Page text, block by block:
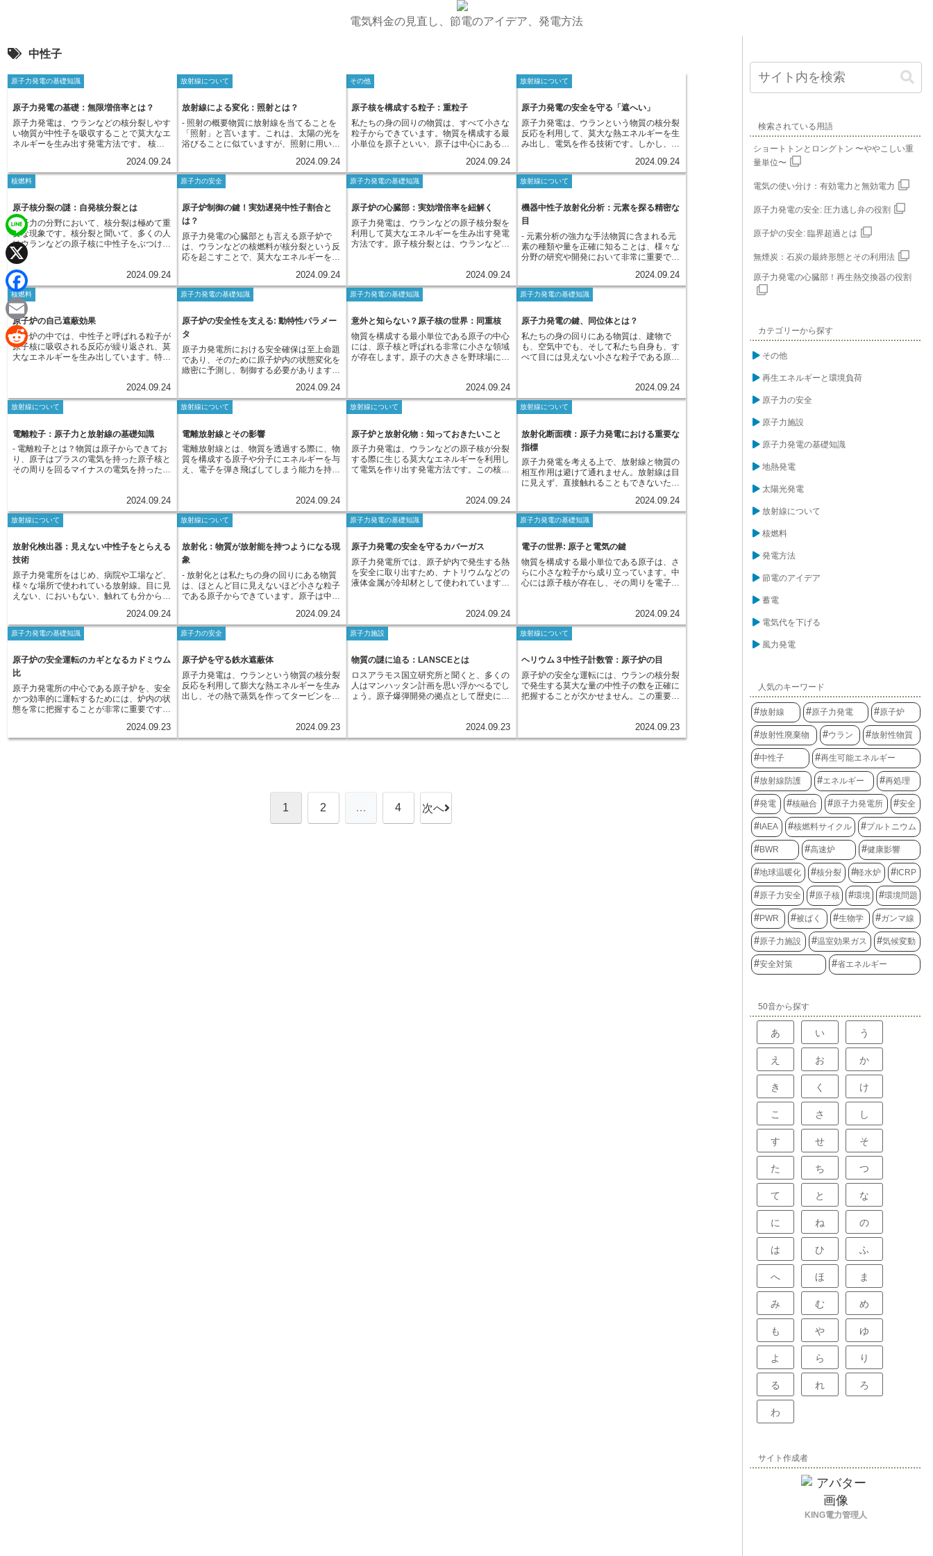
電気料金の見直し、節電のアイデア、発電方法
中性子
原子力発電の基礎知識
原子力発電の基礎：無限増倍率とは？
原子力発電は、ウランなどの核分裂しやす
い物質が中性子を吸収することで莫大なエ
ネルギーを生み出す発電方法です。 核分
裂し、さらに複数の中性子を放出します。
この放出された中性子が、また別の核分裂
性物質に衝突して新たな核分裂を引き起こ
です。 この連鎖反応がどれほど効率よく
続くかを示す指標が「無限増倍率」です。
無限増倍率が１よりも大きい場合、核分裂
の反応は連鎖的に継続し、莫大なエネルギ
ーを生み出し続けます。これは、放出され
る中性子の数が、次の核分裂を引き起こす
のに十分な量を上回っている状態を示して
います。 逆に、無限増倍率が１よりも小
さい場合は、連鎖反応は次第に減衰し、最
終的には停止してしまいます。原子炉を安
定的に稼働させるためには、無限増倍率を
微妙に調整し、１付近に維持することが不
可欠です。 この調整は、中性子の速度を
制御する減速材や、核分裂反応を抑える制
御棒などを用いて行われます。原子炉の設
計段階では、使用する核燃料の種類や配
倍率に大きく影響を与えるため、綿密な計
のように、無限増倍率は原子炉の性能を測
る上で非常に重要な指標であり、原子力発
要素です。
2024.09.24
放射線について
放射線による変化：照射とは？
- 照射の概要物質に放射線を当てることを
「照射」と言います。これは、太陽の光を
浴びることに似ていますが、照射に用いら
ネルギーを持っている場合があります。物
質は、原子と呼ばれるごく小さな粒子が集
まってできています。そして、原子は中心
成されています。照射はこの原子核や電子
に直接作用し、物質の状態を変化させま
す。高いエネルギーを持った放射線が物質
に照射されると、原子はエネルギーを受け
取って不安定な状態になることがありま
す。これを「励起状態」と呼びます。励起
状態になった原子は、エネルギーを放出し
て元の安定した状態に戻ろうとします。こ
の時、光や熱、あるいは別の放射線などを
放出します。このように、照射は物質に
す。例えば、物質の強度を高めたり、新し
い性質を付与したり、殺菌や医療など様々
2024.09.24
その他
原子核を構成する粒子：重粒子
私たちの身の回りの物質は、すべて小さな
粒子からできています。物質を構成する最
小単位を原子といい、原子は中心にある原
います。原子の中心にある原子核は、さら
に小さな粒子である陽子と中性子から構成
されています。陽子はプラスの電気を帯び
陽子と中性子をまとめて核子と呼びます。
陽子と中性子は、実はさらに基本的な粒子
である「重粒子」の一種です。重粒子と
は、クォークと呼ばれる素粒子が集まって
できた粒子のことを指します。クォークに
れぞれ異なる種類のクォークが３つずつ組
み合わさってできています。このように、
物質を構成する原子は、原子核、電子、陽
子、中性子、そしてクォークといった様々
のです。
2024.09.24
放射線について
原子力発電の安全を守る「遮へい」
原子力発電は、ウランという物質の核分裂
反応を利用して、莫大な熱エネルギーを生
み出し、電気を作る技術です。しかし、こ
放射線も発生します。 原子力発電所にお
ける遮へいとは、この放射線から働く人や
周辺環境を守るための、重要な安全対策の
る放射線は、その種類やエネルギーの強さ
が様々です。そこで、遮へいには、放射線
の種類や強さに応じて、水、コンクリー
ト、鉛、鉄など、適切な材料が使い分けら
れます。例えば、水は中性子と呼ばれる放
射線の遮へいに効果があり、原子炉の周り
に設置されます。コンクリートは、比較的
安価でガンマ線と呼ばれる放射線の遮へい
に効果があり、建屋など広範囲に使われて
います。鉛や鉄は、ガンマ線の中でも特に
合に用いられます。 このように、原子力
発電所では、複数の遮へいを組み合わせて
設置することで、放射線の影響を可能な限
り小さくし、安全性を確保しています。
2024.09.24
核燃料
原子核分裂の謎：自発核分裂とは
原子力の分野において、核分裂は極めて重
要な現象です。核分裂と聞いて、多くの人
はウランなどの原子核に中性子をぶつける
ことで原子核が分裂し、膨大なエネルギー
を放出する現象を思い浮かべるでしょう。
これは誘起核分裂と呼ばれる、外部からの
作用によって引き起こされる核分裂です。
しかし、外部からの刺激が全くない状態で
も、原子核が自ら分裂する現象が存在しま
す。それが「自発核分裂」です。 例える
ならば、静かな水面に突如として波紋が広
がるように、原子核は自らの力で分裂を起
こすことがあります。外部からの作用によ
って分裂が誘発される誘起核分裂とは異な
と中性子で構成されていますが、その組み
合わせやエネルギー状態によっては不安定
な状態になり、自発的に分裂してより安定
核分裂のメカニズムです。自発核分裂は、
ウランやプルトニウムなど、原子番号の大
きな重い原子核において多く見られます。
これらの原子核は、内部に多数の陽子と中
性子を抱えているため、その結合エネルギ
発において重要な要素の一つであり、その
発生確率やエネルギー量などを正確に把握
することが、安全かつ効率的な原子力利用
2024.09.24
原子力の安全
原子炉制御の鍵！実効遅発中性子割合と
は？
原子力発電の心臓部とも言える原子炉で
は、ウランなどの核燃料が核分裂という反
応を起こすことで、莫大なエネルギーを熱
う現象において、非常に重要な役割を担っ
ているのが中性子です。中性子は原子核を
構成する粒子のひとつで、電気的な性質で
ます。このため、中性子は他の原子核に容
易に吸収されるという性質を持っていま
す。ウランなどの重い原子核に中性子が吸
収されると、その原子核は不安定な状態に
なり、二つ以上の原子核に分裂します。こ
れが核分裂です。核分裂の際に、分裂した
原子核からは再び中性子が飛び出してきま
す。この中性子がまた別のウラン原子核に
吸収され、核分裂を起こす。このような反
応が連鎖的に起こることで、原子炉の中で
るのです。
2024.09.24
原子力発電の基礎知識
原子炉の心臓部：実効増倍率を紐解く
原子力発電は、ウランなどの原子核分裂を
利用して莫大なエネルギーを生み出す発電
方法です。原子核分裂とは、ウランなどの
大なエネルギーと新たな中性子を放出する
現象です。この新たに放出された中性子
が、また別のウラン原子核に吸収され、さ
応が継続します。これが原子力発電の心臓
部と言える核分裂連鎖反応です。原子炉内
では、この連鎖反応を制御するために、中
性子の数を調整することが非常に重要にな
ります。中性子の数が多すぎると反応が過
まい、エネルギーを取り出すことができな
くなります。そこで、原子炉内には中性子
を吸収する制御棒や、中性子の速度を調整
の装置によって中性子の数を常に監視し、
微妙な調整を行うことで、安全かつ安定的
にエネルギーを取り出せるように制御して
います。このように、原子力発電において
は、中性子のバランスを適切に保つこと
2024.09.24
放射線について
機器中性子放射化分析：元素を探る精密な
目
- 元素分析の強力な手法物質に含まれる元
素の種類や量を正確に知ることは、様々な
分野の研究や開発において非常に重要で
正確に把握することが不可欠ですし、環境
中の有害物質の濃度を測定することも環境
保護に繋がります。このような微量元素分
中性子放射化分析があります。この分析法
らの中性子線を照射します。すると、物質
を構成する原子核が中性子を吸収し、不安
定な状態、つまり放射性同位体へと変化し
状態に移行するために放射線を放出して崩
壊していく性質があります。機器中性子放
射化分析では、この際に放出されるガンマ
線を測定することで元素の分析を行いま
は、元素の種類によって異なる特有のエネ
ルギーを持っているため、どの元素がどれ
だけ含まれているのかを非常に高い精度で
知ることができます。この高い感度と精度
を活かして、機器中性子放射化分析は、環
境科学、考古学、地球化学、材料科学な
ど、幅広い分野で活用されています。
2024.09.24
核燃料
原子炉の自己遮蔽効果
原子炉の中では、中性子と呼ばれる粒子が
原子核に吸収される反応が繰り返され、莫
大なエネルギーを生み出しています。特
鎖反応を引き起こし、原子炉の運転を支え
ています。中性子の吸収は、中性子のエネ
ルギー、つまり速度によってその起こり方
類によっては、特定のエネルギーの中性子
を非常に強く吸収する現象が見られます。
これは、ちょうど楽器の弦のように、原子
核も特定のエネルギー状態を持っているた
めです。そして、入ってくる中性子のエネ
こり、中性子は非常に高い確率で吸収され
ます。この現象を共鳴吸収と呼びます。共
鳴吸収は、原子炉の制御において重要な役
中性子を強く吸収する物質が含まれてお
り、共鳴吸収を利用して原子炉内の核分裂
反応の速度を調整しています。共鳴吸収の
度合いを調整することで、原子炉内の連鎖
反応を安定的に維持し、安全な運転を可能
にしているのです。
2024.09.24
原子力発電の基礎知識
原子炉の安全性を支える: 動特性パラメー
タ
原子力発電所における安全確保は至上命題
であり、そのために原子炉内の状態変化を
緻密に予測し、制御する必要があります。
のが「動特性パラメータ」です。原子炉は
運転中に常に状態が変化しており、その変
化の度合いは時間とともに移り変わりま
特性を「動特性」と呼びます。そして、こ
の複雑な動特性を解析するために用いられ
る数値や指標が、まさに「動特性パラメー
タ」なのです。動特性パラメータには、例
えば中性子の発生と吸収のバランスを示す
右する「熱伝達係数」など、多岐にわたる
種類が存在します。これらのパラメータ
は、原子炉の設計や使用する燃料の種類、
運転時の温度や圧力といった様々な要素に
に把握することで、原子炉の出力変化を予
測し、安定した運転を維持することが可能
においても、これらのパラメータに基づい
たシミュレーションを行うことで、事故の
進展を予測し、適切な措置を講じることが
できるため、原子力発電所の安全性を高め
る上で欠かせない要素と言えるでしょう。
2024.09.24
原子力発電の基礎知識
意外と知らない？原子核の世界：同重核
物質を構成する最小単位である原子の中心
には、原子核と呼ばれる非常に小さな領域
が存在します。原子の大きさを野球場に例
を支配するのが、陽子と中性子です。陽子
はプラスの電気を帯びており、原子核の中
で中心的な役割を担います。原子が持つ陽
の種類、すなわち元素の種類を決定づけま
す。例えば、水素原子は陽子を１つだけ持
ちますが、ヘリウム原子は２つ、炭素原子
は６つ持っています。一方、中性子は電気
的に中性であり、プラスでもマイナスでも
います。原子核において陽子同士は互いに
反発し合いますが、中性子が間に存在する
ことで原子核は安定して存在することがで
子と中性子の数は、原子の性質や振る舞い
構造やそこに働く力の研究は、原子力エネ
ルギーの利用や、新しい物質の開発など、
様々な分野で重要な役割を担っています。
2024.09.24
原子力発電の基礎知識
原子力発電の鍵、同位体とは？
私たちの身の回りにある物質は、建物で
も、空気中でも、そして私たち自身も、す
べて目には見えない小さな粒子である原子
ていて、陽子の数がその原子が何という元
素であるかを決める重要な要素となってい
ます。例えば、陽子が1つだけなら水素、8
同じ元素であっても、原子核の中にある中
性子の数が異なる場合があります。これを
同位体と呼びます。例えば水素の場合、陽
子が1つで中性子を持たない軽水素、陽子
が1つと中性子が1つの重水素、さらに陽子
が1つと中性子が2つの三重水素（トリチウ
同位体は原子番号、つまり陽子の数は同じ
ですが、質量数、すなわち陽子と中性子の
数の合計が異なるのです。原子力発電で利
す。ウランは原子番号92番の元素ですが、
238のウラン238で、核分裂を起こしやす
いウラン235はわずか0.7%程度しか含まれ
ていません。原子力発電では、このウラン
発電において重要な役割を担っているので
す。
2024.09.24
放射線について
電離粒子：原子力と放射線の基礎知識
- 電離粒子とは？物質は原子からできてお
り、原子はプラスの電気を持った原子核と
その周りを回るマイナスの電気を持った電
った粒子が原子に衝突すると、電子の状態
が変わることがあります。十分なエネルギ
ーが与えられた場合、電子は原子核の束縛
ます。この現象を「電離」と呼びます。飛
び出した電子は自由電子となり、電気を帯
びた原子（イオン）を生成します。電子を
失った原子はプラスの電気を帯びたイオン
となり、逆に電子を得た原子はマイナスの
電気を帯びたイオンとなります。電離を引
呼びます。電離粒子は、アルファ線、ベー
タ線、ガンマ線などの放射線や、宇宙線、
中性子線など、様々な種類があります。こ
互作用し、電離を引き起こす可能性があり
ます。電離によって生成されたイオンは、
化学的に活性な状態であるため、他の原子
や分子と反応しやすくなります。そのた
め、電離粒子は、生体物質に照射される
と、DNAなどの重要な分子に損傷を与え、
あります。一方で、電離粒子は、医療分野
における画像診断やがん治療、工業分野に
2024.09.24
放射線について
電離放射線とその影響
電離放射線とは、物質を透過する際に、物
質を構成する原子や分子にエネルギーを与
え、電子を弾き飛ばしてしまう能力を持つ
中性だった原子や分子はプラスとマイナス
の電荷を持った粒子に分かれます。私たち
の身の回りには、太陽光や宇宙線など、自
り注いでいます。これらの放射線は自然放
射線と呼ばれ、私たちは常に自然放射線を
浴びながら生活していると言えるでしょ
う。一方、人工的に作り出された放射線も
存在します。医療現場で撮影に用いられる
エックス線や、原子力発電で利用される中
は、その性質を利用して医療、工業、農業
など様々な分野で役立てられています。例
えば、医療分野では、エックス線を用いた
治療などに利用されています。また、工業
度を向上させるために利用されています。
しかし、電離放射線は人体に影響を与える
可能性があります。大量に浴びると、細胞
線を扱う際には、適切な知識と注意が必要
です。 放射線の影響は、浴びた量や時
2024.09.24
放射線について
原子炉と放射化物：知っておきたいこと
原子力発電は、ウランなどの原子核が分裂
する際に生じる莫大なエネルギーを利用し
て電気を作り出す発電方法です。この核分
内部では、ウラン燃料に中性子と呼ばれる
粒子がぶつかると、ウランが分裂して新た
な元素が生まれます。このとき、熱と光、
の新たに発生した中性子が、また別のウラ
ン燃料にぶつかると連鎖的に核分裂反応が
起き、膨大な熱エネルギーが継続的に生み
出されるのです。 原子炉で熱を生み出す
ために欠かせないこの中性子ですが、実は
続けることで、安定した状態の物質が放射
線を出す不安定な物質に変化してしまうこ
とがあります。 このように中性子の影響
ちは放射化物と呼んでいます。 放射化物
で、適切に管理しなければならない重要な
課題の一つとなっています。
2024.09.24
放射線について
放射化断面積：原子力発電における重要な
指標
原子力発電を考える上で、放射線と物質の
相互作用は避けて通れません。放射線は目
に見えず、直接触れることもできないた
影響を知ることができます。では、一体ど
のようなことが起きているのでしょうか？
物質に放射線が入射すると、まるで小さな
す。その過程で、物質を構成する原子や原
子核と様々な形でぶつかり合います。この
衝突こそが、放射線と物質の相互作用の正
体です。相互作用の種類やその強さは、放
射線の種類やエネルギー、そして物質の種
過力の弱い放射線は物質に吸収されやす
く、物質の表面付近に多くのエネルギーを
与えます。一方、透過力の強い放射線は物
質を容易に通過しますが、その過程で物質
化させることがあります。このように、放
射線と物質の相互作用は多岐に渡り、その
結果、物質はエネルギーを吸収して温度が
上がったり、光や熱を放出したりします。
さらに、原子核が変化することで新たな放
電では、これらの相互作用を理解し制御す
ることが、安全かつ効率的なエネルギー利
用のために不可欠です。
2024.09.24
放射線について
放射化検出器：見えない中性子をとらえる
技術
原子力発電所をはじめ、病院や工場など、
様々な場所で使われている放射線。目に見
えない、においもない、触れても分からな
せる力を持っています。この放射線の力
は、使い方によっては私達の生活を豊かに
する反面、体に悪い影響を与える可能性も
に把握することが非常に重要です。この放
射線の量や種類を調べることを「放射線測
定」と言います。放射線測定は、放射線に
よる健康への影響を防ぎ、安全を確保する
ために欠かせません。原子力発電所では、
発電所の内外で、環境への影響がないか、
作業員の安全が保たれているかを確認する
ために、日々放射線測定が行われていま
す。また、医療の分野では、放射線は病気
2024.09.24
放射線について
放射化：物質が放射能を持つようになる現
象
- 放射化とは私たちの身の回りにある物質
は、ほとんど目に見えないほど小さな粒子
である原子からできています。原子は中心
されていて、物質はこの原子がたくさん集
まってできています。さらに原子核は陽子
と中性子というさらに小さな粒子からでき
の原子核の構造が変わってしまうことがあ
ります。これを放射化と言います。放射線
には様々な種類がありますが、原子核を変
化させる能力が高いのは中性子線です。
中性子線は電荷を持たないため、物質を構
となく、原子核に直接衝突することができ
ます。 中性子線が原子核に衝突すると、
原子核は中性子を吸収して不安定な状態に
は、放射線を出す能力を持つようになりま
す。 この放射線は、周りの物質にも影響
もあります。 放射化は原子力発電所や医
2024.09.24
原子力発電の基礎知識
原子力発電の安全を守るカバーガス
原子力発電所では、原子炉内で発生する熱
を安全に取り出すため、ナトリウムなどの
液体金属が冷却材として使われています。
う危険性もはらんでいます。そこで、液体
金属を空気と触れさせないようにする「カ
バーガス」が重要な役割を担っています。
どの容器の上部に充填される気体で、主に
アルゴンやヘリウムなどの反応しにくい気
体が使用されます。これらの気体は液体金
属の上を覆うことで、空気との接触を遮断
する「蓋」のような役割を果たします。カ
しています。原子炉内では、核分裂によっ
て様々な物質が発生しますが、その中には
確保するために、非常に重要な役割を果た
しています。一見、目立たない存在ながら
も、原子力発電を支える陰の立役者と言え
るでしょう。
2024.09.24
原子力発電の基礎知識
電子の世界: 原子と電気の鍵
物質を構成する最小単位である原子は、さ
らに小さな粒子から成り立っています。中
心には原子核が存在し、その周りを電子と
性子から構成され、原子の質量の大部分を
担っています。一方、電子は負の電荷を持
ちますが、陽子や中性子に比べて非常に軽
です。原子は、陽子の数と電子の数が等し
いため、電気的に中性です。例えば、水素
原子は1つの陽子と1つの電子を持ち、ヘリ
ウム原子は2つの陽子と2つの電子を持ちま
す。このように、原子の種類によって陽子
の周りを特定のエネルギー準位で運動して
おり、そのエネルギー準位間の遷移によっ
2024.09.24
原子力発電の基礎知識
原子炉の安全運転のカギとなるカドミウム
比
原子力発電所の中心である原子炉を、安全
かつ効率的に運転するためには、炉内の状
態を常に把握することが非常に重要です。
エネルギー分布です。これは、原子炉の中
にどのようなエネルギーを持った中性子が
2024.09.23
原子力の安全
原子炉を守る鉄水遮蔽体
原子力発電は、ウランという物質の核分裂
反応を利用して膨大な熱エネルギーを生み
出し、その熱で蒸気を作ってタービンを回
けでなく、人体に harmful な影響を及ぼす
強力な放射線も発生します。この放射線か
る特殊な構造です。鉄水遮蔽体は、鉄の板
す。鉄は、比重が大きく、放射線を遮る能
力が高い物質です。特に、放射線のうち、
2024.09.23
原子力施設
物質の謎に迫る：LANSCEとは
ロスアラモス国立研究所と聞くと、多くの
人はマンハッタン計画を思い浮かべるでし
ょう。原子爆弾開発の拠点として歴史に名
物質科学や生命科学など、多岐にわたる分
野において世界最先端の研究が行われてい
中性子ビームを生み出すことができる世界
を構成する粒子のひとつで、電荷を持たな
いという特徴があります。このため、物質
2024.09.23
放射線について
ヘリウム３中性子計数管：原子炉の目
原子炉の安全な運転には、ウランの核分裂
で発生する莫大な量の中性子の数を正確に
把握することが欠かせません。この重要な
３中性子計数管は、金属製の筒の中にヘリ
ウム３ガスを封入した構造をしています。
2024.09.23
1 2 … 4 次へ
検索されている用語
ショートトンとロングトン 〜ややこしい重
量単位〜
電気の使い分け：有効電力と無効電力
原子力発電の安全: 圧力逃し弁の役割
原子炉の安全: 臨界超過とは
無煙炭：石炭の最終形態とその利用法
原子力発電の心臓部！再生熱交換器の役割
カテゴリーから探す
その他
再生エネルギーと環境負荷
原子力の安全
原子力施設
原子力発電の基礎知識
地熱発電
太陽光発電
放射線について
核燃料
発電方法
節電のアイデア
蓄電
電気代を下げる
風力発電
人気のキーワード
放射線 原子力発電 原子炉
放射性廃棄物 ウラン 放射性物質
中性子 再生可能エネルギー
放射線防護 エネルギー 再処理
発電 核融合 原子力発電所 安全
IAEA 核燃料サイクル プルトニウム
BWR 高速炉 健康影響
地球温暖化 核分裂 軽水炉 ICRP
原子力安全 原子核 環境 環境問題
PWR 被ばく 生物学 ガンマ線
原子力施設 温室効果ガス 気候変動
安全対策 省エネルギー
50音から探す
あ い う
え お か
き く け
こ さ し
す せ そ
た ち つ
て と な
に ね の
は ひ ふ
へ ほ ま
み む め
も や ゆ
よ ら り
る れ ろ
わ
サイト作成者
KING電力管理人
L
n
e
X
F
a
c
o
E
m
i
R
d